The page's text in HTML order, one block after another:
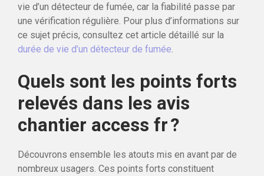
vie d’un détecteur de fumée, car la fiabilité passe par
une vérification régulière. Pour plus d’informations sur
ce sujet précis, consultez cet article détaillé sur la
durée de vie d’un détecteur de fumée.
Quels sont les points forts
relevés dans les avis
chantier access fr ?
Découvrons ensemble les atouts mis en avant par de
nombreux usagers. Ces points forts constituent